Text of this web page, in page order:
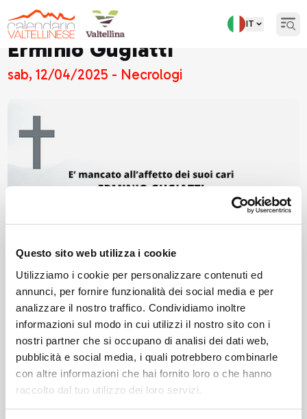
Questo sito web utilizza i cookie
Utilizziamo i cookie per personalizzare contenuti ed
annunci, per fornire funzionalità dei social media e per
analizzare il nostro traffico. Condividiamo inoltre
informazioni sul modo in cui utilizzi il nostro sito con i
nostri partner che si occupano di analisi dei dati web,
pubblicità e social media, i quali potrebbero combinarle
con altre informazioni che hai fornito loro o che hanno
raccolto dal tuo utilizzo dei loro servizi.
IT
Erminio Gugiatti
sab, 12/04/2025 - Necrologi